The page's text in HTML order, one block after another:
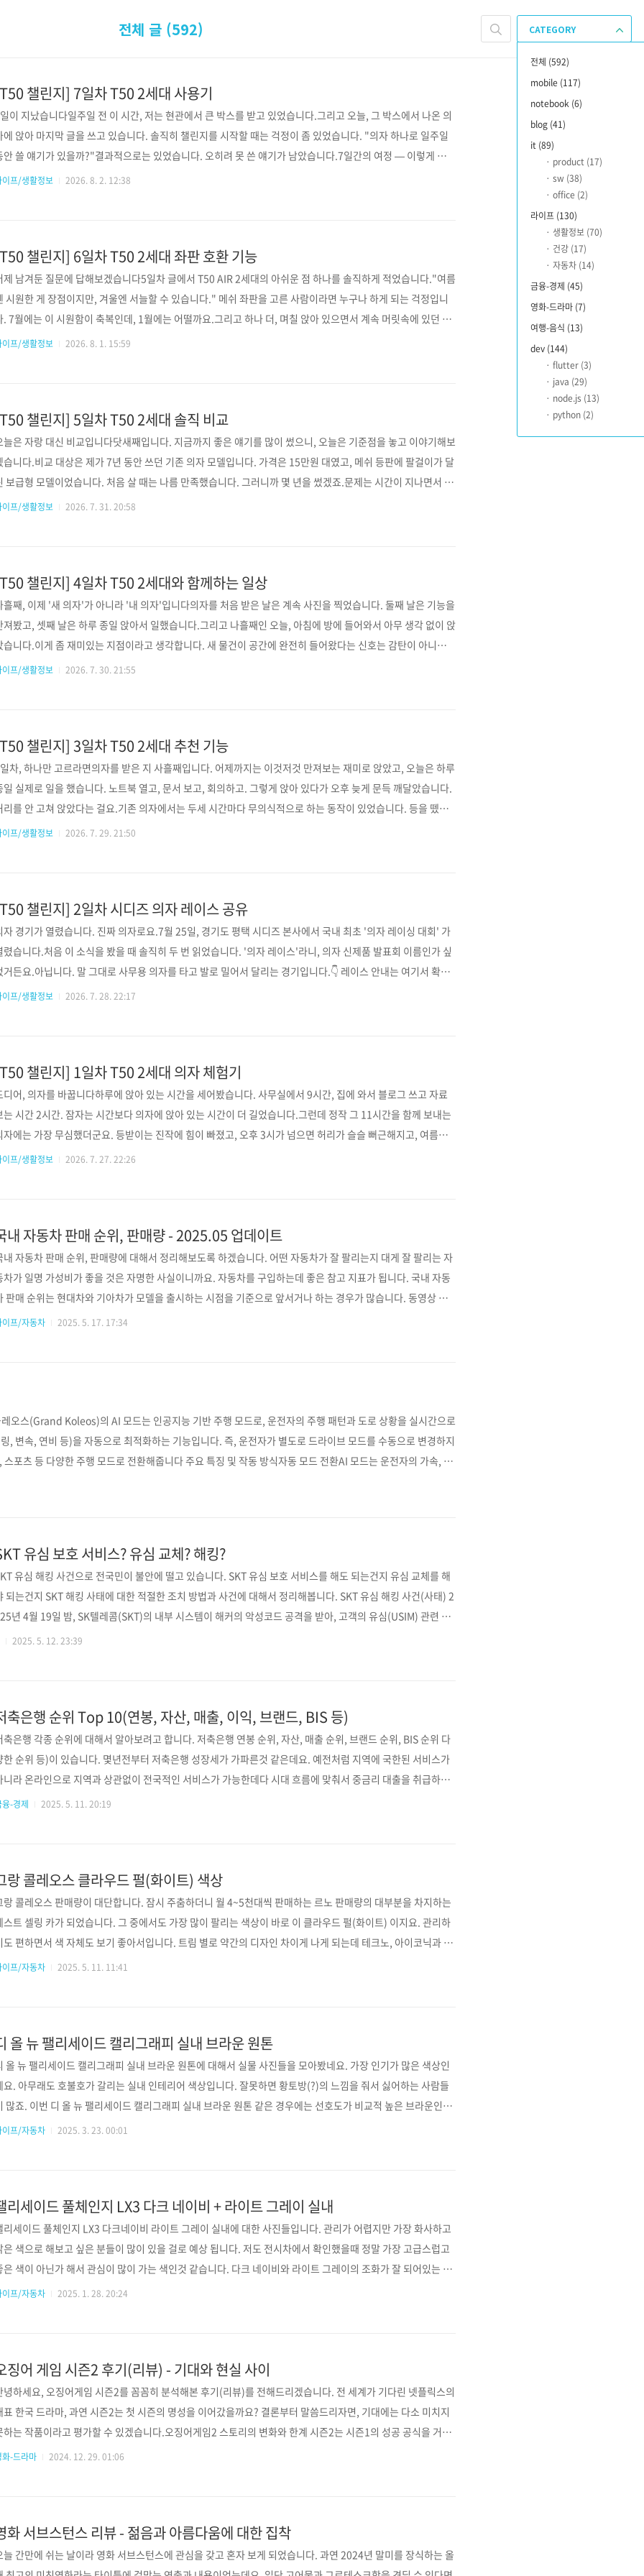
CATEGORY
전체 (592)
mobile (117)
notebook (6)
blog (41)
it (89)
product (17)
sw (38)
office (2)
라이프 (130)
생활정보 (70)
건강 (17)
자동차 (14)
금융-경제 (45)
영화-드라마 (7)
여행-음식 (13)
dev (144)
flutter (3)
java (29)
node.js (13)
python (2)
전체 글 (592)
챌린지] 7일차 T50 2세대 사용기
이 지났습니다일주일 전 이 시간, 저는 현관에서 큰 박스를 받고 있었습니다.그리고 오늘, 그 박스에서 나온 의
에 앉아 마지막 글을 쓰고 있습니다. 솔직히 챌린지를 시작할 때는 걱정이 좀 있었습니다. "의자 하나로 일주일
안 쓸 얘기가 있을까?"결과적으로는 있었습니다. 오히려 못 쓴 얘기가 남았습니다.7일간의 여정 — 이렇게 지나
습니다 일차주제그날의 개요1일차첫 만남과 설치"아, 시원하다" — 첫 착석의 첫 마디2일차시디즈 의자 레이
이프/생활정보 2026. 8. 2. 12:38
챌린지] 6일차 T50 2세대 좌판 호환 기능
제 남겨둔 질문에 답해보겠습니다5일차 글에서 T50 AIR 2세대의 아쉬운 점 하나를 솔직하게 적었습니다."여름
시원한 게 장점이지만, 겨울엔 서늘할 수 있습니다." 메쉬 좌판을 고른 사람이라면 누구나 하게 되는 걱정입니
. 7월에는 이 시원함이 축복인데, 1월에는 어떨까요.그리고 하나 더, 며칠 앉아 있으면서 계속 머릿속에 있던 걱
이 있습니다."이거 나중에 더러워지면 어떻게 하지?" 오늘은 이 두 가지 걱정이 T50 2세대에서 어떻게 해결되
이프/생활정보 2026. 8. 1. 15:59
챌린지] 5일차 T50 2세대 솔직 비교
늘은 자랑 대신 비교입니다닷새째입니다. 지금까지 좋은 얘기를 많이 썼으니, 오늘은 기준점을 놓고 이야기해보
습니다.비교 대상은 제가 7년 동안 쓰던 기존 의자 모델입니다. 가격은 15만원 대였고, 메쉬 등판에 팔걸이가 달
보급형 모델이었습니다. 처음 살 때는 나름 만족했습니다. 그러니까 몇 년을 썼겠죠.문제는 시간이 지나면서 생
습니다. 우측에 있는게 예전 모델이고 왼쪽이 이번에 산 T50 Air 2세대에요. 불편함의 해소 — 기존 의자에서 아
이프/생활정보 2026. 7. 31. 20:58
챌린지] 4일차 T50 2세대와 함께하는 일상
흘째, 이제 '새 의자'가 아니라 '내 의자'입니다의자를 처음 받은 날은 계속 사진을 찍었습니다. 둘째 날은 기능을
져봤고, 셋째 날은 하루 종일 앉아서 일했습니다.그리고 나흘째인 오늘, 아침에 방에 들어와서 아무 생각 없이 앉
습니다.이게 좀 재미있는 지점이라고 생각합니다. 새 물건이 공간에 완전히 들어왔다는 신호는 감탄이 아니라
심함으로 오는 것 같습니다.그래서 오늘은 기능 얘기는 잠깐 접고, 이 의자가 제 공간에 어떻게 자리 잡았는지 기
이프/생활정보 2026. 7. 30. 21:55
챌린지] 3일차 T50 2세대 추천 기능
차, 하나만 고르라면의자를 받은 지 사흘째입니다. 어제까지는 이것저것 만져보는 재미로 앉았고, 오늘은 하루
일 실제로 일을 했습니다. 노트북 열고, 문서 보고, 회의하고. 그렇게 앉아 있다가 오후 늦게 문득 깨달았습니다.
리를 안 고쳐 앉았다는 걸요.기존 의자에서는 두세 시간마다 무의식적으로 하는 동작이 있었습니다. 등을 뗐다
다시 붙이고, 엉덩이를 뒤로 당기고, 허리를 한 번 젖히는. 그게 오늘은 거의 없었습니다. 그래서 오늘의 원픽은
이프/생활정보 2026. 7. 29. 21:50
챌린지] 2일차 시디즈 의자 레이스 공유
자 경기가 열렸습니다. 진짜 의자로요.7월 25일, 경기도 평택 시디즈 본사에서 국내 최초 '의자 레이싱 대회' 가
렸습니다.처음 이 소식을 봤을 때 솔직히 두 번 읽었습니다. '의자 레이스'라니, 의자 신제품 발표회 이름인가 싶
거든요.아닙니다. 말 그대로 사무용 의자를 타고 발로 밀어서 달리는 경기입니다.👇 레이스 안내는 여기서 확인
실 수 있습니다.🔗 시디즈 의자 레이스 티저 보러가기https://www.instagram.com/p/DaUdHlnJlqX/ 이 대
이프/생활정보 2026. 7. 28. 22:17
챌린지] 1일차 T50 2세대 의자 체험기
디어, 의자를 바꿉니다하루에 앉아 있는 시간을 세어봤습니다. 사무실에서 9시간, 집에 와서 블로그 쓰고 자료
는 시간 2시간. 잠자는 시간보다 의자에 앉아 있는 시간이 더 길었습니다.그런데 정작 그 11시간을 함께 보내는
자에는 가장 무심했더군요. 등받이는 진작에 힘이 빠졌고, 오후 3시가 넘으면 허리가 슬슬 뻐근해지고, 여름엔
이 축축해서 자꾸 앞으로 걸터앉는 자세가 됐습니다.그래서 큰맘 먹고 주문했습니다. 시디즈 T50 AIR 2세대.풀
이프/생활정보 2026. 7. 27. 22:26
내 자동차 판매 순위, 판매량 - 2025.05 업데이트
내 자동차 판매 순위, 판매량에 대해서 정리해보도록 하겠습니다. 어떤 자동차가 잘 팔리는지 대게 잘 팔리는 자
차가 일명 가성비가 좋을 것은 자명한 사실이니까요. 자동차를 구입하는데 좋은 참고 지표가 됩니다. 국내 자동
판매 순위는 현대차와 기아차가 모델을 출시하는 시점을 기준으로 앞서거나 하는 경우가 많습니다. 동영상 시
이 가능하다면 시각적 그래프로 표현한 아래 영상을 보시면 어떤 제품들이 지난 기간 별로 국민차에 등극했는지
이프/자동차 2025. 5. 17. 17:34
오스(Grand Koleos)의 AI 모드는 인공지능 기반 주행 모드로, 운전자의 주행 패턴과 도로 상황을 실시간으로
, 변속, 연비 등)을 자동으로 최적화하는 기능입니다. 즉, 운전자가 별도로 드라이브 모드를 수동으로 변경하지
포츠 등 다양한 주행 모드로 전환해줍니다 주요 특징 및 작동 방식자동 모드 전환AI 모드는 운전자의 가속, 제
유심 보호 서비스? 유심 교체? 해킹?
유심 해킹 사건으로 전국민이 불안에 떨고 있습니다. SKT 유심 보호 서비스를 해도 되는건지 유심 교체를 해
되는건지 SKT 해킹 사태에 대한 적절한 조치 방법과 사건에 대해서 정리해봅니다. SKT 유심 해킹 사건(사태) 2
년 4월 19일 밤, SK텔레콤(SKT)의 내부 시스템이 해커의 악성코드 공격을 받아, 고객의 유심(USIM) 관련 일
정보가 유출된 정황이 확인되었습니다. 유출된 정보는 유심 고유식별번호(IMSI)와 인증키 등으로, 이름·주민
2025. 5. 12. 23:39
축은행 순위 Top 10(연봉, 자산, 매출, 이익, 브랜드, BIS 등)
축은행 각종 순위에 대해서 알아보려고 합니다. 저축은행 연봉 순위, 자산, 매출 순위, 브랜드 순위, BIS 순위 다
한 순위 등)이 있습니다. 몇년전부터 저축은행 성장세가 가파른것 같은데요. 예전처럼 지역에 국한된 서비스가
니라 온라인으로 지역과 상관없이 전국적인 서비스가 가능한데다 시대 흐름에 맞춰서 중금리 대출을 취급하고
익성을 다각화하고 있어서겠지요. 또 은행의 초저금리 시대에 바로 옆에 있는 쏠쏠한 예금, 적금의 저축은행들
-경제 2025. 5. 11. 20:19
랑 콜레오스 클라우드 펄(화이트) 색상
랑 콜레오스 판매량이 대단합니다. 잠시 주춤하더니 월 4~5천대씩 판매하는 르노 판매량의 대부분을 차지하는
스트 셀링 카가 되었습니다. 그 중에서도 가장 많이 팔리는 색상이 바로 이 클라우드 펄(화이트) 이지요. 관리하
도 편하면서 색 자체도 보기 좋아서입니다. 트림 별로 약간의 디자인 차이게 나게 되는데 테크노, 아이코닉과 최
위 트림인 알핀하고의 차이점이죠. 천장이 블랙이라 저는 알핀쪽이 좀 더 끌리더라구요. #테크노와 아이코닉 #
이프/자동차 2025. 5. 11. 11:41
올 뉴 팰리세이드 캘리그래피 실내 브라운 원톤
올 뉴 팰리세이드 캘리그래피 실내 브라운 원톤에 대해서 실물 사진들을 모아봤네요. 가장 인기가 많은 색상인
요. 아무래도 호불호가 갈리는 실내 인테리어 색상입니다. 잘못하면 황토방(?)의 느낌을 줘서 싫어하는 사람들
많죠. 이번 디 올 뉴 팰리세이드 캘리그래피 실내 브라운 원톤 같은 경우에는 선호도가 비교적 높은 브라운인거
기는 한데 실제로 보고 바로 마음을 돌리는 비율도 꽤(?) 되기 때문에 실제 사진들도 확인해보고 제일 좋은 건 실
이프/자동차 2025. 3. 23. 00:01
리세이드 풀체인지 LX3 다크 네이비 + 라이트 그레이 실내
리세이드 풀체인지 LX3 다크네이비 라이트 그레이 실내에 대한 사진들입니다. 관리가 어렵지만 가장 화사하고
은 색으로 해보고 싶은 분들이 많이 있을 걸로 예상 됩니다. 저도 전시차에서 확인했을때 정말 가장 고급스럽고
은 색이 아닌가 해서 관심이 많이 가는 색인것 같습니다. 다크 네이비와 라이트 그레이의 조화가 잘 되어있는 인
리어 색상이죠. 다크네이비 라이트 그레이 투톤 실내 디자인 특징실내는 '고급스러운 주거공간'을 테마로 설계
이프/자동차 2025. 1. 28. 20:24
징어 게임 시즌2 후기(리뷰) - 기대와 현실 사이
녕하세요, 오징어게임 시즌2를 꼼꼼히 분석해본 후기(리뷰)를 전해드리겠습니다. 전 세계가 기다린 넷플릭스의
표 한국 드라마, 과연 시즌2는 첫 시즌의 명성을 이어갔을까요? 결론부터 말씀드리자면, 기대에는 다소 미치지
하는 작품이라고 평가할 수 있겠습니다.오징어게임2 스토리의 변화와 한계 시즌2는 시즌1의 성공 공식을 거의
대로 답습하면서도, 새로운 요소들을 조금씩 추가했습니다. 주인공 성기훈(이정재)의 복수 서사가 중심축을 이
화-드라마 2024. 12. 29. 01:06
화 서브스턴스 리뷰 - 젊음과 아름다움에 대한 집착
늘 간만에 쉬는 날이라 영화 서브스턴스에 관심을 갖고 혼자 보게 되었습니다. 과연 2024년 말미를 장식하는 올